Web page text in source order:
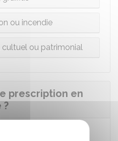
ou incendie
cultuel ou patrimonial
prescription en
?